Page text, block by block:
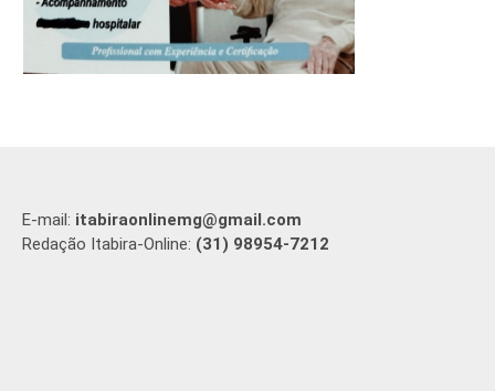
E-mail: itabiraonlinemg@gmail.com
Redação Itabira-Online: (31) 98954-7212